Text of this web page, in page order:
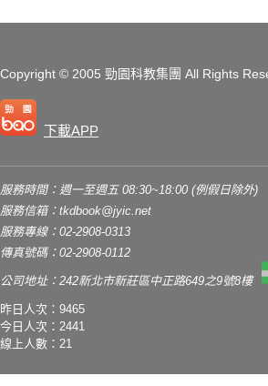
Copyright © 2005 勁園科教集團 All Rights
下載APP
服務時間：週一至週五 08:30~18:00 (例假日除外)
服務信箱： tkdbook@jyic.net
服務專線：02-2908-0313
傳真號碼：02-2908-0112
公司地址：242新北市新莊區中正路649之9號8樓
昨日人次：9465
今日人次：2441
線上人數：21